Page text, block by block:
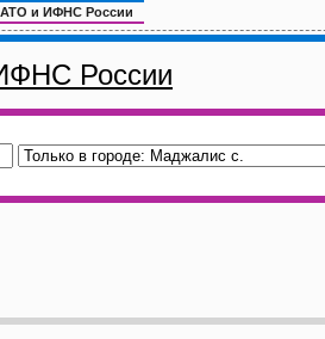
и ИФНС России
России